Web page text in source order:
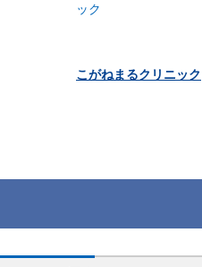
こがねまるクリニック